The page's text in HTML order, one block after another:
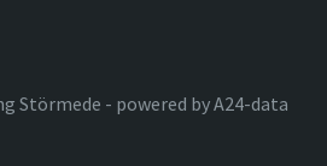
Störmede - powered by A24-data